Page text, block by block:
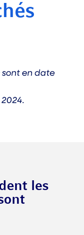
sont en date
les